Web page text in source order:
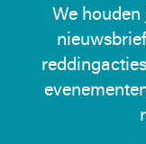
We